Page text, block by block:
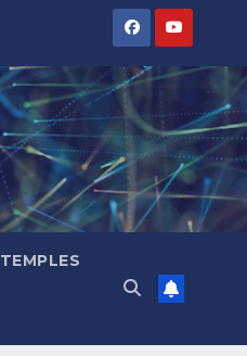
TEMPLES